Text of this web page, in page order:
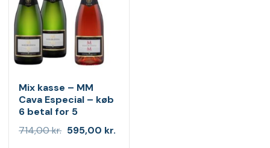
Mix kasse – MM
Cava Especial – køb
6 betal for 5
714,00kr. Den
oprindelige
595,00 kr.Den